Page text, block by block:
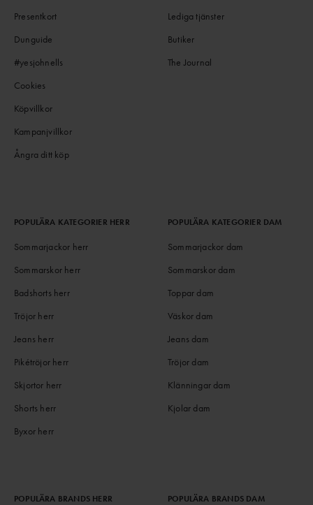
Presentkort
Dunguide
#yesjohnells
Cookies
Köpvillkor
Kampanjvillkor
Ångra ditt köp
Lediga tjänster
Butiker
The Journal
POPULÄRA KATEGORIER HERR
Sommarjackor herr
Sommarskor herr
Badshorts herr
Tröjor herr
Jeans herr
Pikétröjor herr
Skjortor herr
Shorts herr
Byxor herr
POPULÄRA KATEGORIER DAM
Sommarjackor dam
Sommarskor dam
Toppar dam
Väskor dam
Jeans dam
Tröjor dam
Klänningar dam
Kjolar dam
POPULÄRA BRANDS HERR POPULÄRA BRANDS DAM